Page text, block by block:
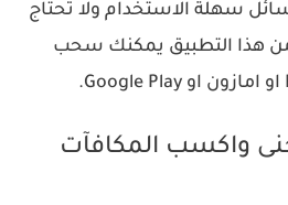
سهلة الاستخدام ولا تحتاج
من هذا التطبيق يمكنك سحب
واكسب المكافآت